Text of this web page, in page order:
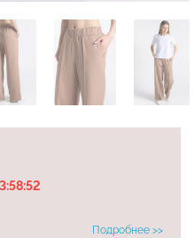
Подробнее >>
талией TRACKS 01